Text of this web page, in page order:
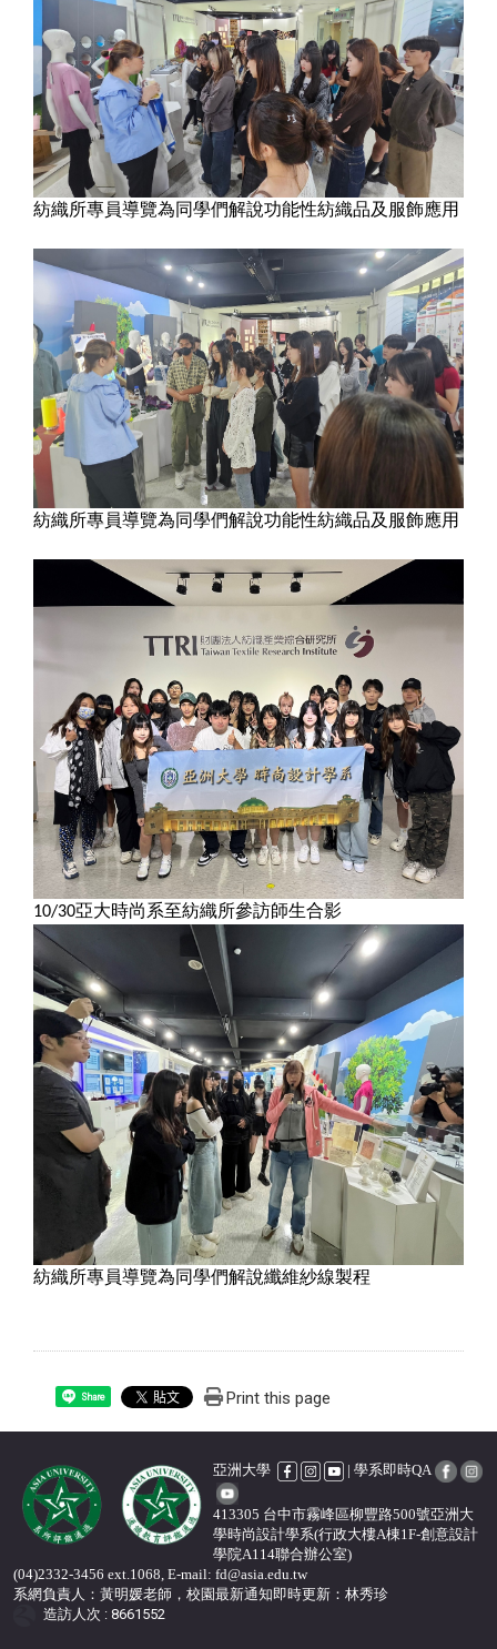
紡織所專員導覽為同學們解說功能性紡織品及服飾應用
紡織所專員導覽為同學們解說功能性紡織品及服飾應用
10/30亞大時尚系至紡織所參訪師生合影
紡織所專員導覽為同學們解說纖維紗線製程
Share Print this page
亞洲大學 | 學系即時QA
413305 台中市霧峰區柳豐路500號亞洲大
學時尚設計學系(行政大樓A棟1F-創意設計
學院A114聯合辦公室)
(04)2332-3456 ext.1068, E-mail: fd@asia.edu.tw
系網負責人：黃明媛老師，校園最新通知即時更新 ：林秀珍
造訪人次 : 8661552